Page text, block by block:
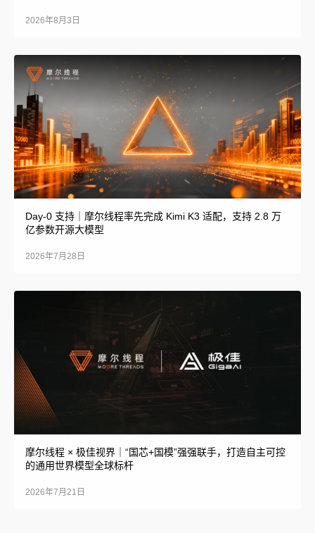
2026年8月3日
Day-0 支持｜摩尔线程率先完成 Kimi K3 适配，支持 2.8 万
亿参数开源大模型
2026年7月28日
摩尔线程 × 极佳视界｜“国芯+国模”强强联手，打造自主可控
的通用世界模型全球标杆
2026年7月21日